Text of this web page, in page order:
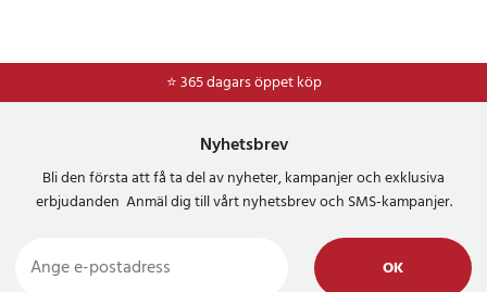
⭐ 365 dagars öppet köp
⭐Frakt 49kr *
Nyhetsbrev
Bli den första att få ta del av nyheter, kampanjer och exklusiva
erbjudanden Anmäl dig till vårt nyhetsbrev och SMS-kampanjer.
OK